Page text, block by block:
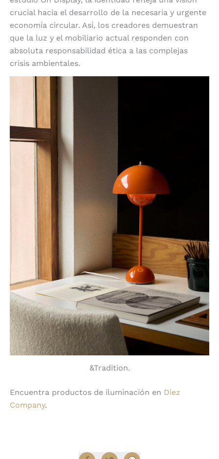
crucial hacia el desarrollo de la necesaria y urgente
economía circular. Así, los creadores demuestran
que la luz y el mobiliario actual responden con
absoluta responsabilidad ética a las complejas
crisis ambientales.
&Tradition.
Encuentra productos de iluminación en Diez
Company.